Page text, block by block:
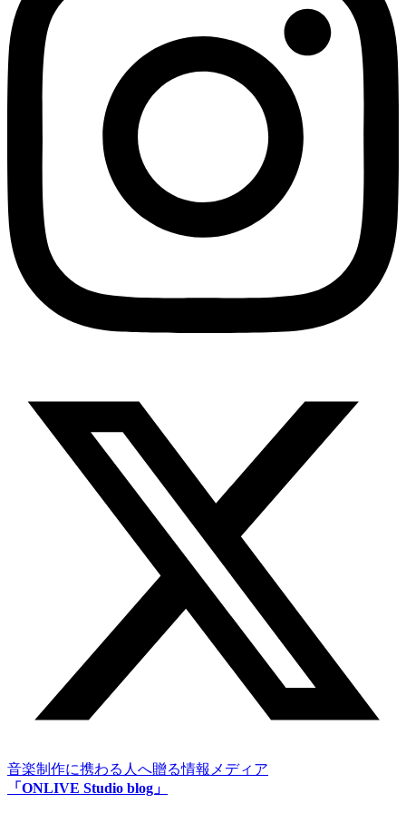
音楽制作に携わる人へ贈る情報メディア
「ONLIVE Studio blog」